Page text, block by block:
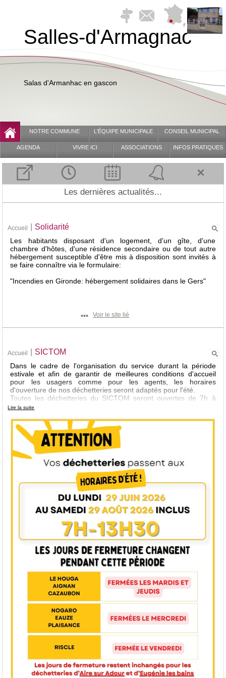
Salles-d'Armagnac
Salas d'Armanhac en gascon
NOTRE COMMUNE L'ÉQUIPE MUNICIPALE CONSEIL MUNICIPAL
AGENDA VIVRE ICI ASSOCIATIONS INFOS PRATIQUES
32 370 Salles-d'Armagnac
Tél : 05 62 09 19 30.
Plus d'infos pratiques...
Inscrivez-vous pour recevoir, par mail, les dernières informations publiées
sur Salles-d'Armagnac.
Les dernières actualités...
Accueil Solidarité
Les habitants disposant d'un logement, d'un gîte, d'une
chambre d'hôtes, d'une résidence secondaire ou de tout autre
hébergement susceptible d'être mis à disposition sont invités à
se faire connaître via le formulaire:
"Incendies en Gironde: hébergement solidaires dans le Gers"
▪▪▪ Voir le site lié
Accueil SICTOM
Dans le cadre de l'organisation du service durant la période
estivale et afin de garantir de meilleures conditions d'accueil
pour les usagers comme pour les agents, les horaires
d'ouverture de nos déchetteries seront adaptés pour l'été.
Toutes les déchetteries du SICTOM seront ouvertes de 7h à
13h30 à compter du 29 juin 2026 et jusqu'au 29 août 2026.
horaire d'environ 10h/semaine. Pour pallier cela, certaines
déchetteries seront fermées sur une ou deux journée(s).
Vous trouverez ci-joint le détail des nouveaux horaires et jours
d'ouverture applicables à chaque site.
Nous vous communiquerons au mois d'août les nouveaux
horaires qui débuteront à compter du 1er septembre 2026.
Lire la suite